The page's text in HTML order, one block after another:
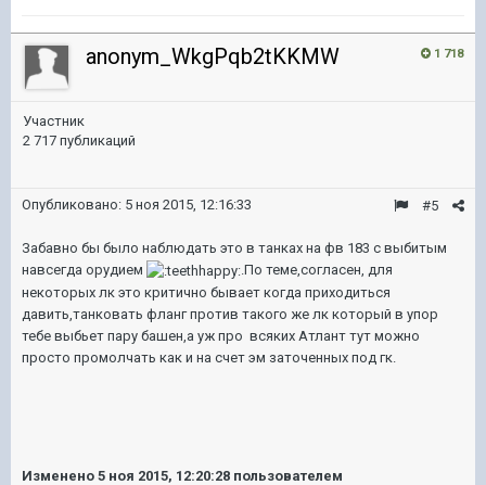
1 718
anonym_WkgPqb2tKKMW
Участник
2 717 публикаций
#5
Опубликовано: 5 ноя 2015, 12:16:33
Забавно бы было наблюдать это в танках на фв 183 с выбитым
навсегда орудием
.По теме,согласен, для
некоторых лк это критично бывает когда приходиться
давить,танковать фланг против такого же лк который в упор
тебе выбьет пару башен,а уж про всяких Атлант тут можно
просто промолчать как и на счет эм заточенных под гк.
Изменено 5 ноя 2015, 12:20:28 пользователем